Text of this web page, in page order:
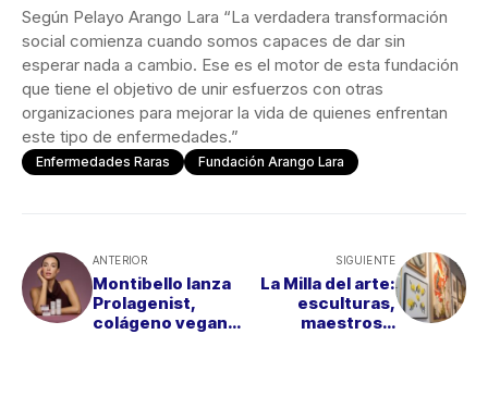
Según Pelayo Arango Lara “La verdadera transformación
social comienza cuando somos capaces de dar sin
esperar nada a cambio. Ese es el motor de esta fundación
que tiene el objetivo de unir esfuerzos con otras
organizaciones para mejorar la vida de quienes enfrentan
este tipo de enfermedades.”
Enfermedades Raras Fundación Arango Lara
ANTERIOR
Montibello lanza
Prolagenist,
colágeno vegano
SIGUIENTE
La Milla del arte:
esculturas,
maestros y